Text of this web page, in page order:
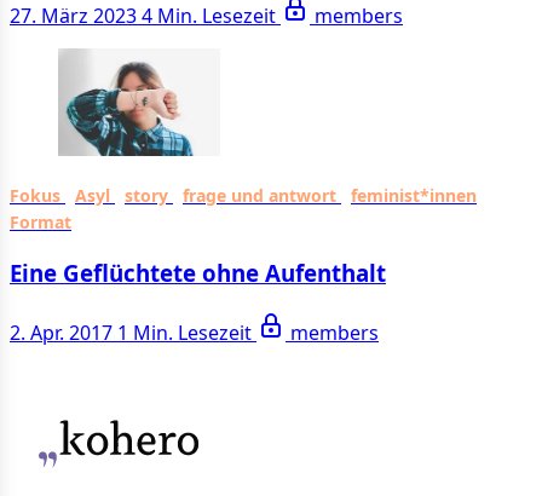
27. März 20234 Min. Lesezeit members
Fokus Asyl story frage und antwort
feminist*innen
Format
Eine Geflüchtete ohne Aufenthalt
2. Apr. 2017 1 Min. Lesezeit members